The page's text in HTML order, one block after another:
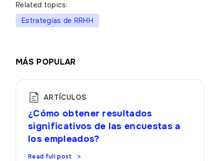
Related topics:
Estrategias de RRHH
MÁS POPULAR
ARTÍCULOS
¿Cómo obtener resultados
significativos de las encuestas a
los empleados?
Read full post